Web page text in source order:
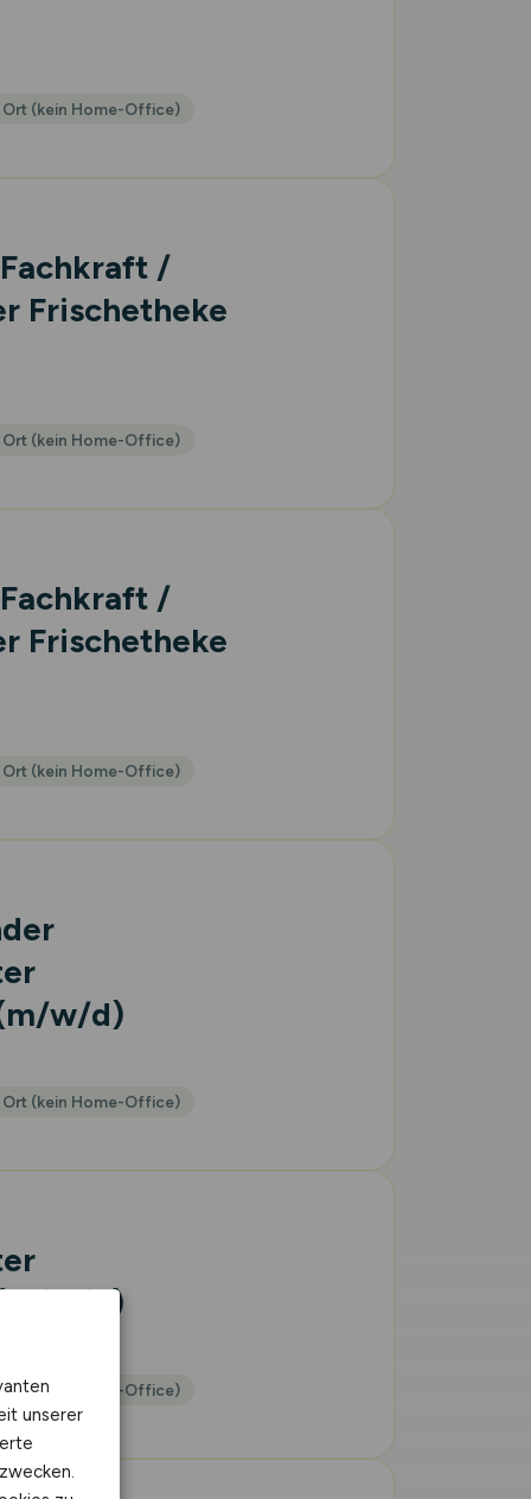
Ort (kein Home-Office)
/
Frischetheke
Ort (kein Home-Office)
/
Frischetheke
Ort (kein Home-Office)
w/d)
Ort (kein Home-Office)
w/d)
(kein Home-Office)
unserer